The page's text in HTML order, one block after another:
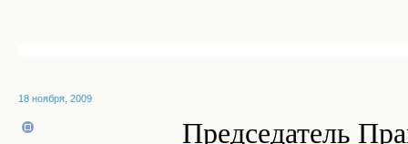
18 ноября, 2009
Председатель